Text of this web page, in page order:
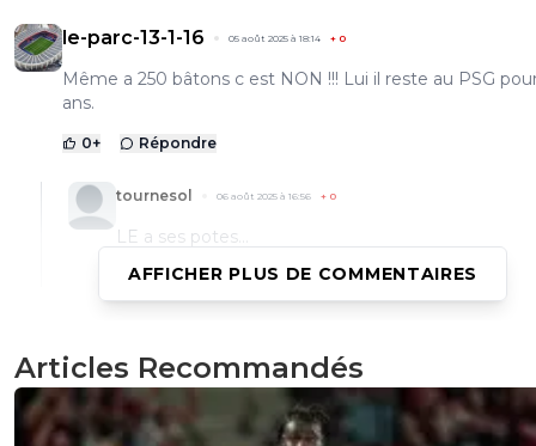
le-parc-13-1-16 05 août 2025 à 18:14 + 0
Même a 250 bâtons c est NON !!! Lui il reste au PSG
ans.
0+ Répondre
tournesol 06 août 2025 à 16:56 + 0
LE a ses potes...
0+ Répondre
les connaissant ils vont contacter l'entourage en douce
essayer de le convaincre tout en essayant de grapiller
mais est-ce que le nom du real suffit maintenant face
AFFICHER PLUS DE COMMENTAIRES
Articles Recommandés